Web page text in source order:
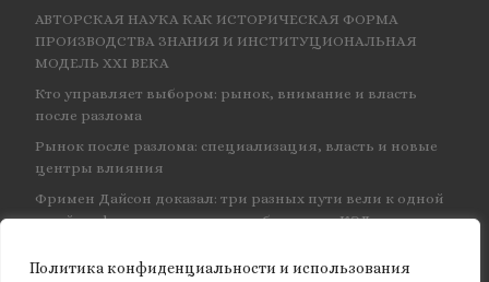
Политика конфиденциальности и использования
АВТОРСКАЯ НАУКА КАК ИСТОРИЧЕСКАЯ ФОРМА
ПРОИЗВОДСТВА ЗНАНИЯ И ИНСТИТУЦИОНАЛЬНАЯ
МОДЕЛЬ XXI ВЕКА
Кто управляет выбором: рынок, внимание и власть
после разлома
Рынок после разлома: специализация, власть и новые
центры влияния
Фримен Дайсон доказал: три разных пути вели к одной
и той же физике — и навсегда объединил КЭД